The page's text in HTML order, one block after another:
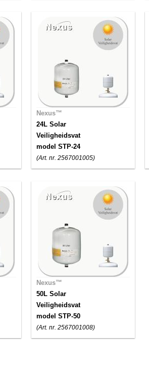
Nexus™
24L Solar
Veiligheidsvat
model STP-24
(Art. nr. 2567001005)
Nexus™
50L Solar
Veiligheidsvat
model STP-50
(Art. nr. 2567001008)